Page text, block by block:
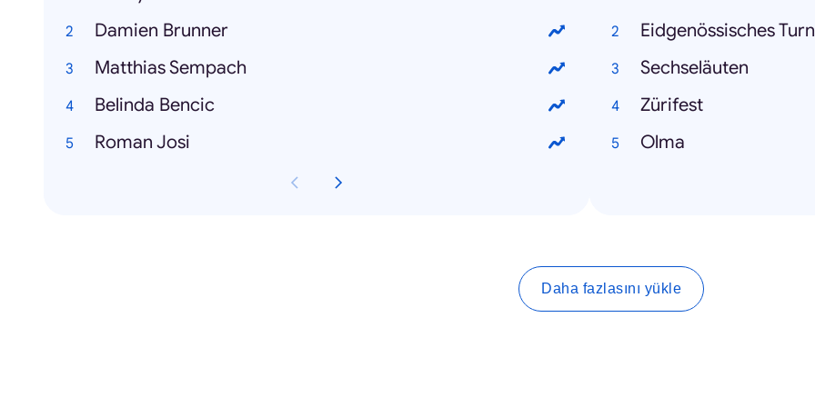
Damien Brunner
Matthias Sempach
Belinda Bencic
Roman Josi
Eidgenössisches
Sechseläuten
Zürifest
Olma
Daha fazlasını yükle